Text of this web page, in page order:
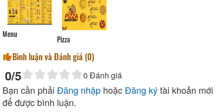
Menu
Pizza
Bình luận và Đánh giá (0)
0/5 0 Đánh giá
Bạn cần phải Đăng nhập hoặcĐăng kýtài khoản mới
để được bình luận.